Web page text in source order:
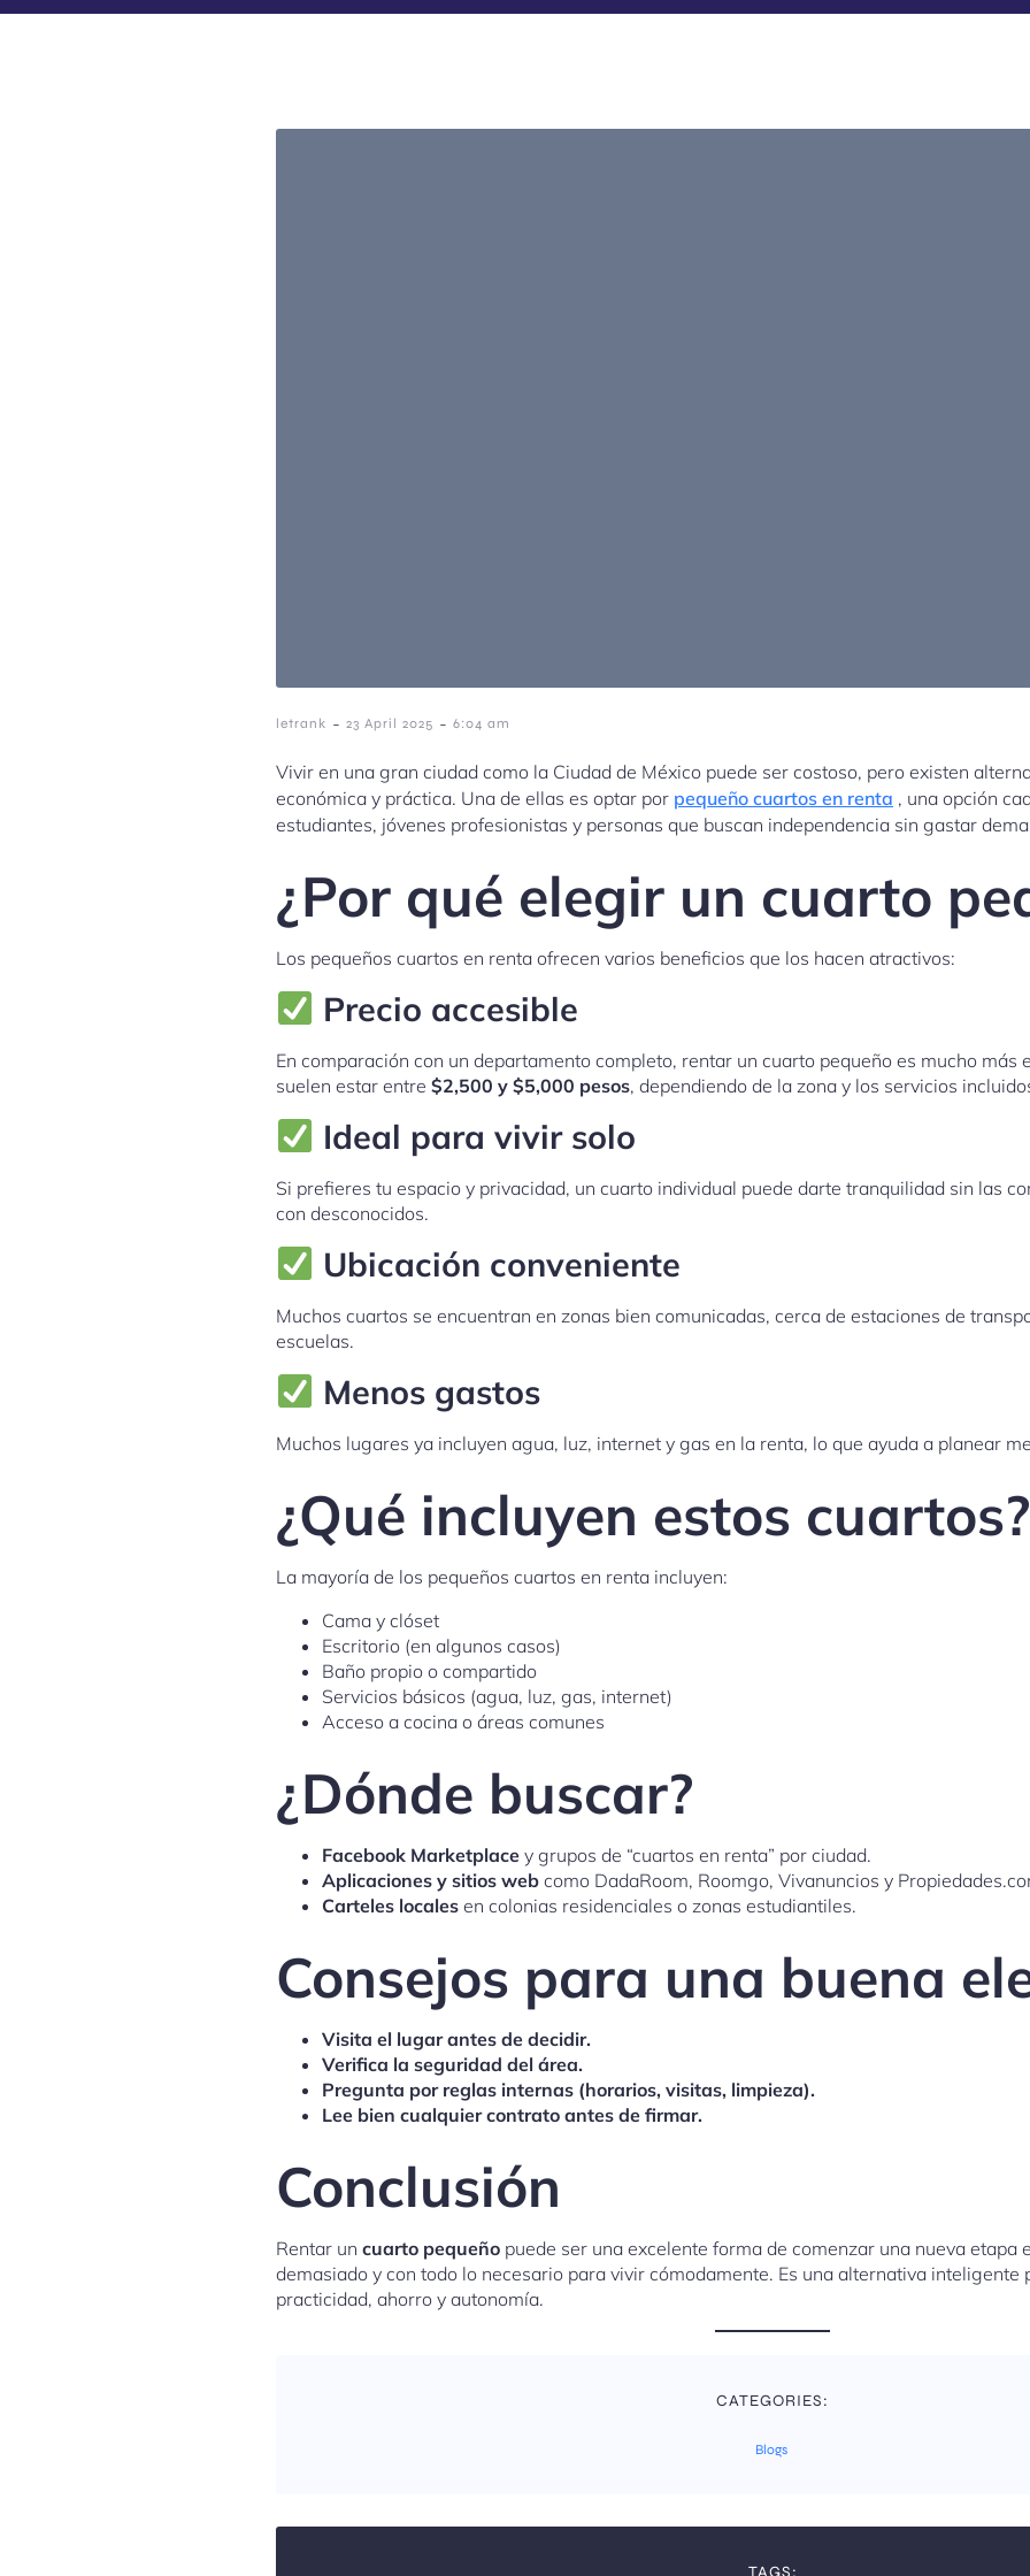
letrank - 23 April 2025 - 6:04 am
Vivir en una gran ciudad como la Ciudad de México puede ser costoso, pero existen
económica y práctica. Una de ellas es optar por pequeño cuartos en renta , una opción
estudiantes, jóvenes profesionistas y personas que buscan independencia sin gastar
¿Por qué elegir un cuarto
Los pequeños cuartos en renta ofrecen varios beneficios que los hacen atractivos:
Precio accesible
En comparación con un departamento completo, rentar un cuarto pequeño es mucho más
suelen estar entre $2,500 y $5,000 pesos, dependiendo de la zona y los servicios
Ideal para vivir solo
Si prefieres tu espacio y privacidad, un cuarto individual puede darte tranquilidad sin las
con desconocidos.
Ubicación conveniente
Muchos cuartos se encuentran en zonas bien comunicadas, cerca de estaciones de
escuelas.
Menos gastos
Muchos lugares ya incluyen agua, luz, internet y gas en la renta, lo que ayuda a planear
¿Qué incluyen estos cuartos?
La mayoría de los pequeños cuartos en renta incluyen:
Cama y clóset
Escritorio (en algunos casos)
Baño propio o compartido
Servicios básicos (agua, luz, gas, internet)
Acceso a cocina o áreas comunes
¿Dónde buscar?
Facebook Marketplace y grupos de “cuartos en renta” por ciudad.
Aplicaciones y sitios web como DadaRoom, Roomgo, Vivanuncios y
Carteles locales en colonias residenciales o zonas estudiantiles.
Consejos para una buena
Visita el lugar antes de decidir.
Verifica la seguridad del área.
Pregunta por reglas internas (horarios, visitas, limpieza).
Lee bien cualquier contrato antes de firmar.
Conclusión
Rentar un cuarto pequeño puede ser una excelente forma de comenzar una nueva etapa
demasiado y con todo lo necesario para vivir cómodamente. Es una alternativa inteligente
practicidad, ahorro y autonomía.
CATEGORIES:
Blogs
TAGS: